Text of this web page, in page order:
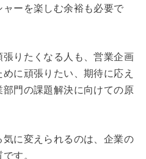
ーを楽しむ余裕も必要で
りたくなる人も、営業企画
に頑張りたい、期待に応え
門の課題解決に向けての原
に変えられるのは、企業の
す。